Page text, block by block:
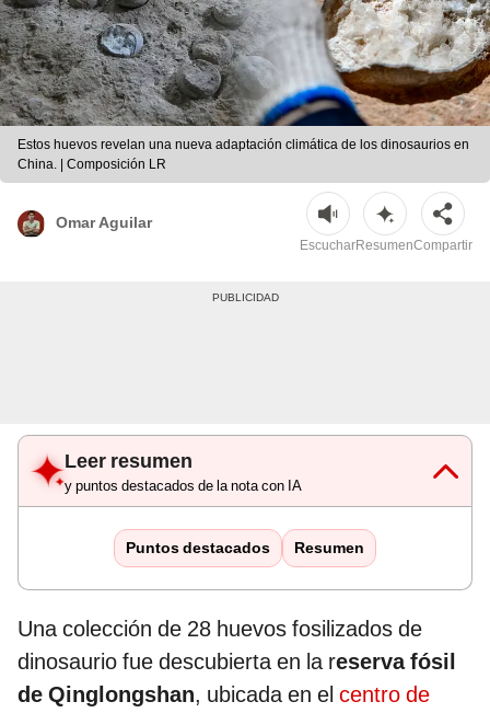
Estos huevos revelan una nueva adaptación climática de los dinosaurios en
China. | Composición LR
Omar Aguilar
EscucharResumenCompartir
Leer resumen
y puntos destacados de la nota con IA
Puntos destacados Resumen
Una colección de 28 huevos fosilizados de
dinosaurio fue descubierta en la reserva fósil
de Qinglongshan, ubicada en el centro de